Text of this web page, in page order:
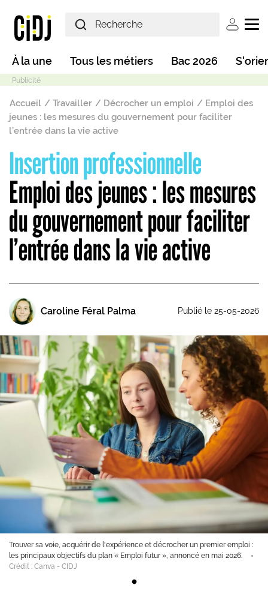
User
Main navigation
À la une Tous les métiers Bac 2026
Mode sombre
Fil d'Ariane
Accueil Travailler Décrocher un emploi
Emploi des
jeunes : les mesures du gouvernement pour faciliter
l’entrée dans la vie active
Insertion professionnelle
Emploi des jeunes : les mesures
du gouvernement pour faciliter
l’entrée dans la vie active
Caroline Féral Palma Publié le 25-05-2026
Trouver sa voie, acquérir de l'expérience et décrocher un premier emploi :
les principaux objectifs du plan « Emploi futur », annoncé en mai 2026.
Crédit : Canva - CIDJ